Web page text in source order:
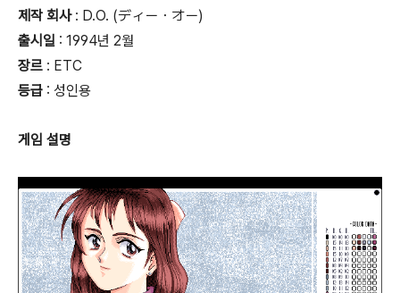
제작 회사: D.O. (ディー・オー)
출시일 : 1994년 2월
장르 : ETC
등급 : 성인용
게임 설명